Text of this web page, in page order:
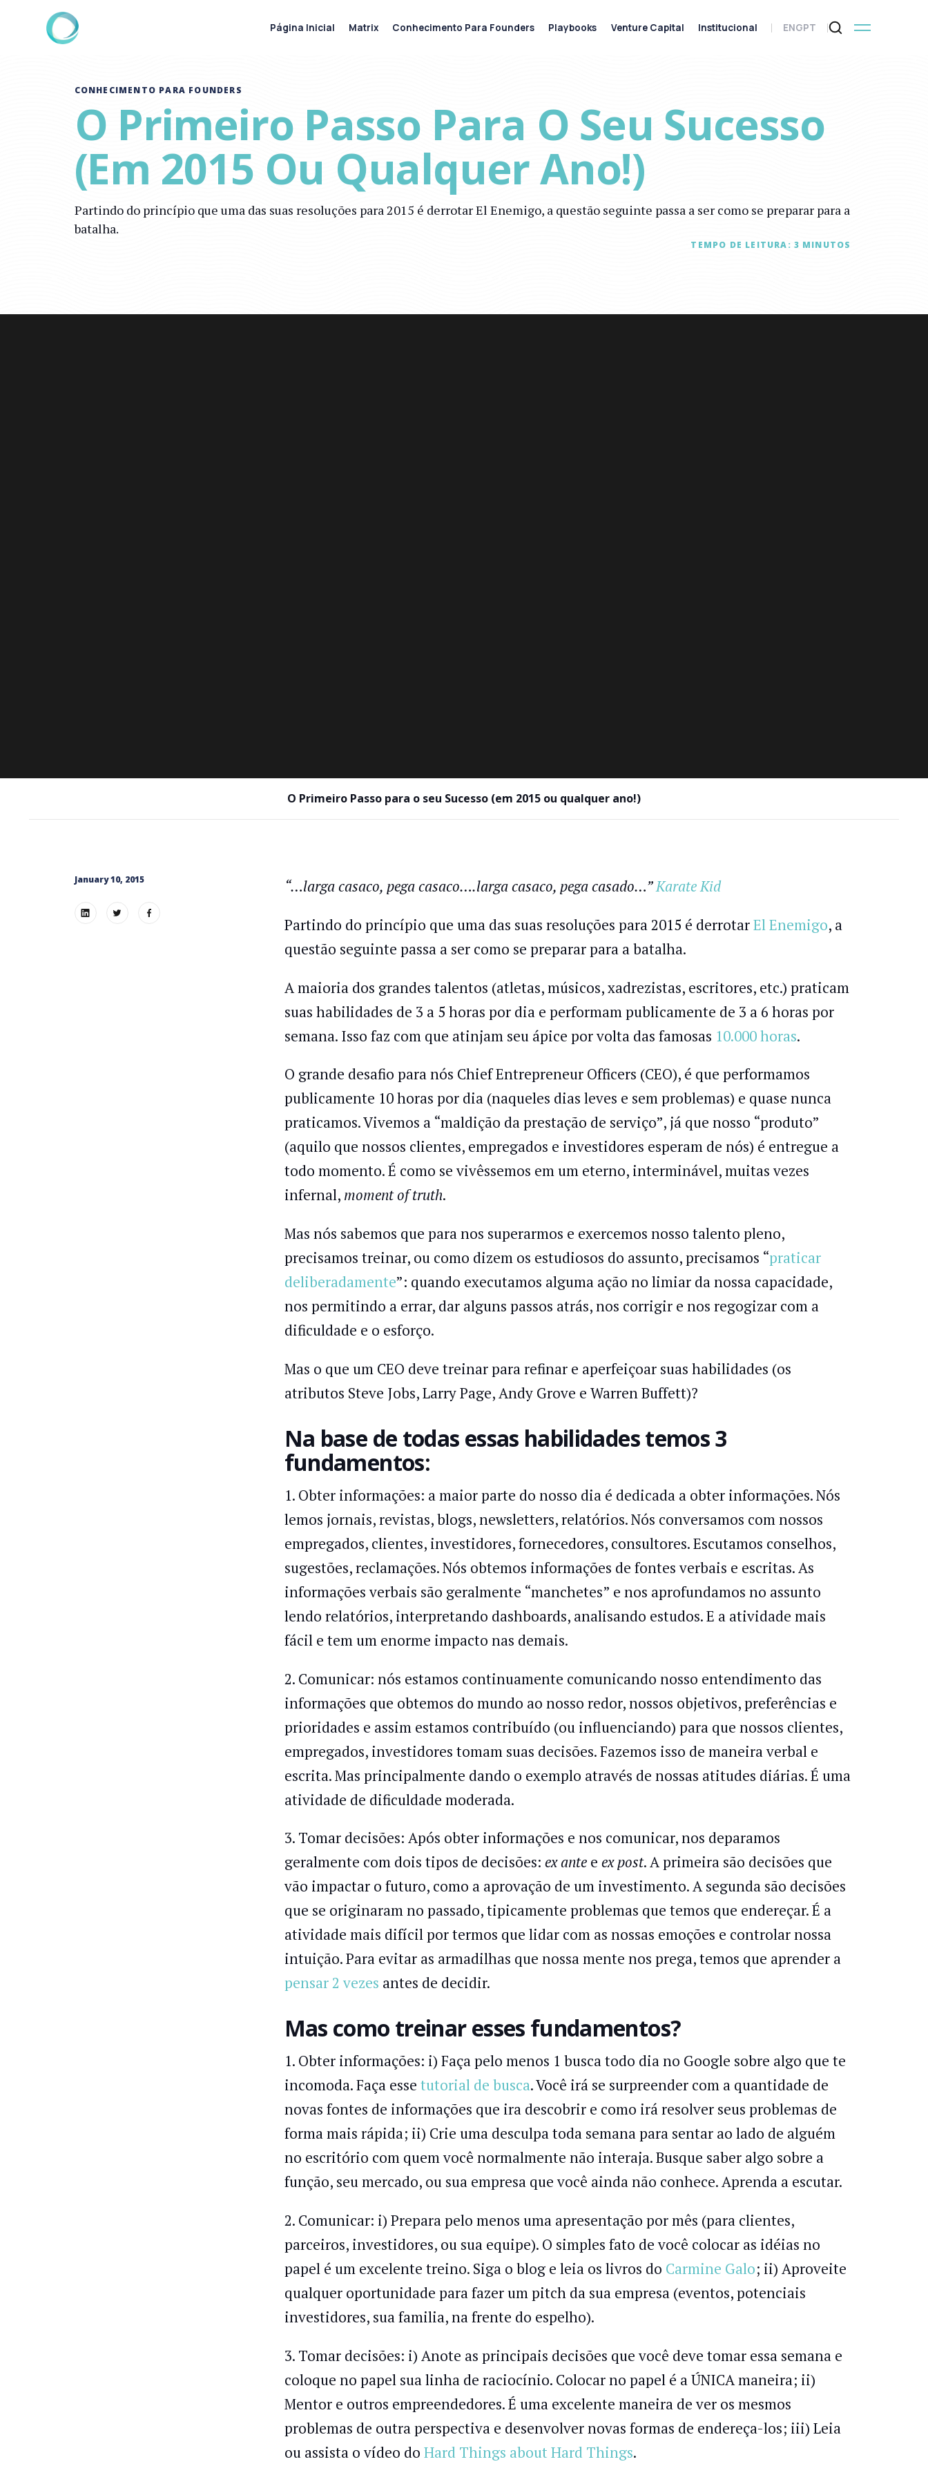
CONHECIMENTO PARA FOUNDERS
O Primeiro Passo Para O Seu Sucesso
(em 2015 Ou Qualquer Ano!)
Partindo do princípio que uma das suas resoluções para 2015 é derrotar El Enemigo, a questão seguinte passa a ser como se preparar para a
batalha.
TEMPO DE LEITURA: 3 MINUTOS
O Primeiro Passo para o seu Sucesso (em 2015 ou qualquer ano!)
January 10, 2015 “…larga casaco, pega casaco….larga casaco, pega casado…”Karate Kid
Partindo do princípio que uma das suas resoluções para 2015 é derrotarEl Enemigo, a
questão seguinte passa a ser como se preparar para a batalha.
A maioria dos grandes talentos (atletas, músicos, xadrezistas, escritores, etc.) praticam
suas habilidades de 3 a 5 horas por dia e performam publicamente de 3 a 6 horas por
semana. Isso faz com que atinjam seu ápice por volta das famosas 10.000 horas.
O grande desafio para nós Chief Entrepreneur Officers (CEO), é que performamos
publicamente 10 horas por dia (naqueles dias leves e sem problemas) e quase nunca
praticamos. Vivemos a “maldição da prestação de serviço”, já que nosso “produto”
(aquilo que nossos clientes, empregados e investidores esperam de nós) é entregue a
todo momento. É como se vivêssemos em um eterno, interminável, muitas vezes
infernal, moment of truth.
Mas nós sabemos que para nos superarmos e exercemos nosso talento pleno,
precisamos treinar, ou como dizem os estudiosos do assunto, precisamos “praticar
deliberadamente”: quando executamos alguma ação no limiar da nossa capacidade,
nos permitindo a errar, dar alguns passos atrás, nos corrigir e nos regogizar com a
dificuldade e o esforço.
Mas o que um CEO deve treinar para refinar e aperfeiçoar suas habilidades (os
atributos Steve Jobs, Larry Page, Andy Grove e Warren Buffett)?
Na base de todas essas habilidades temos 3
fundamentos:
1. Obter informações: a maior parte do nosso dia é dedicada a obter informações. Nós
lemos jornais, revistas, blogs, newsletters, relatórios. Nós conversamos com nossos
empregados, clientes, investidores, fornecedores, consultores. Escutamos conselhos,
sugestões, reclamações. Nós obtemos informações de fontes verbais e escritas. As
informações verbais são geralmente “manchetes” e nos aprofundamos no assunto
lendo relatórios, interpretando dashboards, analisando estudos. E a atividade mais
fácil e tem um enorme impacto nas demais.
2. Comunicar: nós estamos continuamente comunicando nosso entendimento das
informações que obtemos do mundo ao nosso redor, nossos objetivos, preferências e
prioridades e assim estamos contribuído (ou influenciando) para que nossos clientes,
empregados, investidores tomam suas decisões. Fazemos isso de maneira verbal e
escrita. Mas principalmente dando o exemplo através de nossas atitudes diárias. É uma
atividade de dificuldade moderada.
3. Tomar decisões: Após obter informações e nos comunicar, nos deparamos
geralmente com dois tipos de decisões: ex antee ex post. A primeira são decisões que
vão impactar o futuro, como a aprovação de um investimento. A segunda são decisões
que se originaram no passado, tipicamente problemas que temos que endereçar. É a
atividade mais difícil por termos que lidar com as nossas emoções e controlar nossa
intuição. Para evitar as armadilhas que nossa mente nos prega, temos que aprender a
pensar 2 vezes antes de decidir.
Mas como treinar esses fundamentos?
1. Obter informações: i) Faça pelo menos 1 busca todo dia no Google sobre algo que te
incomoda. Faça esse tutorial de busca. Você irá se surpreender com a quantidade de
novas fontes de informações que ira descobrir e como irá resolver seus problemas de
forma mais rápida; ii) Crie uma desculpa toda semana para sentar ao lado de alguém
no escritório com quem você normalmente não interaja. Busque saber algo sobre a
função, seu mercado, ou sua empresa que você ainda não conhece. Aprenda a escutar.
2. Comunicar: i) Prepara pelo menos uma apresentação por mês (para clientes,
parceiros, investidores, ou sua equipe). O simples fato de você colocar as idéias no
papel é um excelente treino. Siga o blog e leia os livros do Carmine Galo; ii) Aproveite
qualquer oportunidade para fazer um pitch da sua empresa (eventos, potenciais
investidores, sua familia, na frente do espelho).
3. Tomar decisões: i) Anote as principais decisões que você deve tomar essa semana e
coloque no papel sua linha de raciocínio. Colocar no papel é a ÚNICA maneira; ii)
Mentor e outros empreendedores. É uma excelente maneira de ver os mesmos
problemas de outra perspectiva e desenvolver novas formas de endereça-los; iii) Leia
ou assista o vídeo do Hard Things about Hard Things.
Página Inicial Matrix Conhecimento Para Founders Playbooks Venture Capital Institucional ENGPT